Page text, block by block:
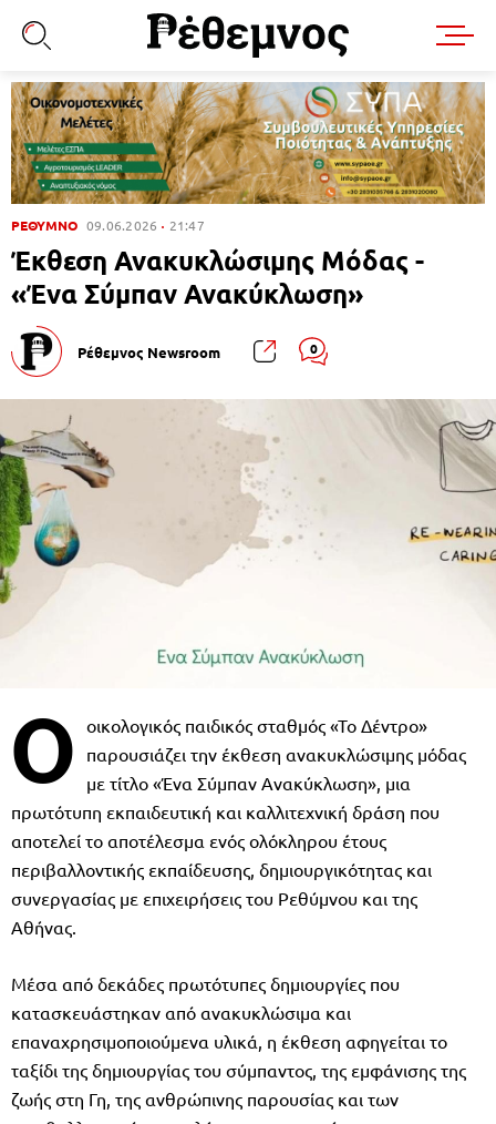
ΡΕΘΥΜΝΟ 09.06.2026 21:47
Έκθεση Ανακυκλώσιμης Μόδας -
«Ένα Σύμπαν Ανακύκλωση»
Ρέθεμνος Newsroom 0
Ο οικολογικός παιδικός σταθμός «Το Δέντρο»
παρουσιάζει την έκθεση ανακυκλώσιμης μόδας
με τίτλο «Ένα Σύμπαν Ανακύκλωση», μια
πρωτότυπη εκπαιδευτική και καλλιτεχνική δράση που
αποτελεί το αποτέλεσμα ενός ολόκληρου έτους
περιβαλλοντικής εκπαίδευσης, δημιουργικότητας και
συνεργασίας με επιχειρήσεις του Ρεθύμνου και της
Αθήνας.
Μέσα από δεκάδες πρωτότυπες δημιουργίες που
κατασκευάστηκαν από ανακυκλώσιμα και
επαναχρησιμοποιούμενα υλικά, η έκθεση αφηγείται το
ταξίδι της δημιουργίας του σύμπαντος, της εμφάνισης της
ζωής στη Γη, της ανθρώπινης παρουσίας και των